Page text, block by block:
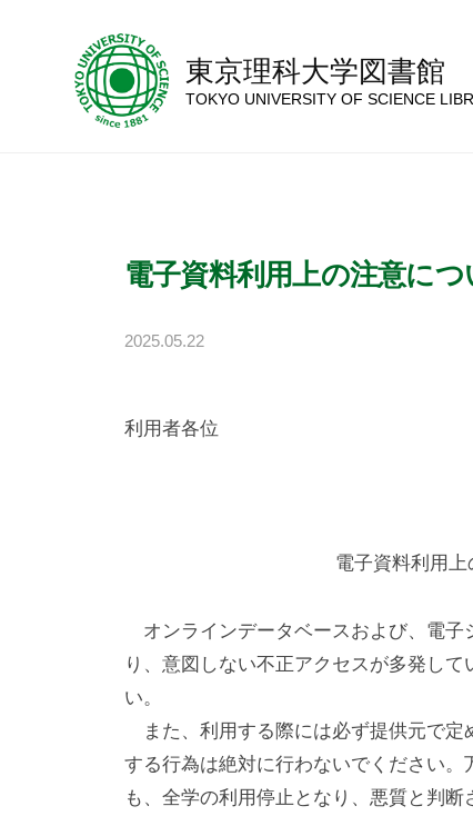
東京理科大学図書館
図書館概要
館長の挨拶
公開情報
図書館関係規程（学内のみ・CENTIS）
東京理科大学図書館
TOKYO UNIVERSITY OF SCIENCE
電子資料利用上の注意につ
2025.05.22
楽
利用者各位
電子資料利用上
オンラインデータベースおよび、電子
り、意図しない不正アクセスが多発し
い。
また、利用する際には必ず提供元で定
する行為は絶対に行わないでください
も、全学の利用停止となり、悪質と判